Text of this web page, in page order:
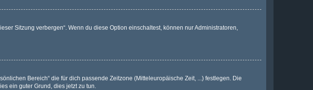
Sitzung verbergen“. Wenn du diese Option einschaltest, können nur Administratoren,
Bereich“ die für dich passende Zeitzone (Mitteleuropäische Zeit, ...) festlegen. Die
ein guter Grund, dies jetzt zu tun.